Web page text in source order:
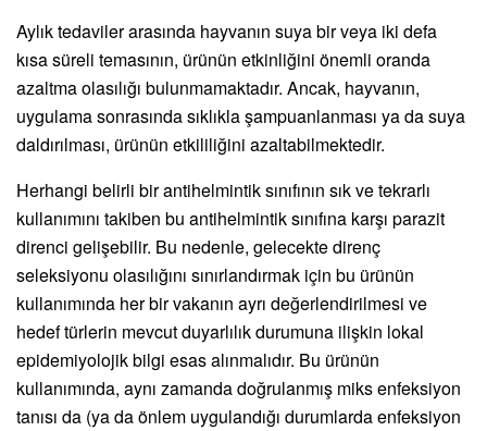
Aylık tedaviler arasında hayvanın suya bir veya iki defa
kısa süreli temasının, ürünün etkinliğini önemli oranda
azaltma olasılığı bulunmamaktadır. Ancak, hayvanın,
uygulama sonrasında sıklıkla şampuanlanması ya da suya
daldırılması, ürünün etkililiğini azaltabilmektedir.
Herhangi belirli bir antihelmintik sınıfının sık ve tekrarlı
kullanımını takiben bu antihelmintik sınıfına karşı parazit
direnci gelişebilir. Bu nedenle, gelecekte direnç
seleksiyonu olasılığını sınırlandırmak için bu ürünün
kullanımında her bir vakanın ayrı değerlendirilmesi ve
hedef türlerin mevcut duyarlılık durumuna ilişkin lokal
epidemiyolojik bilgi esas alınmalıdır. Bu ürünün
kullanımında, aynı zamanda doğrulanmış miks enfeksiyon
tanısı da (ya da önlem uygulandığı durumlarda enfeksiyon